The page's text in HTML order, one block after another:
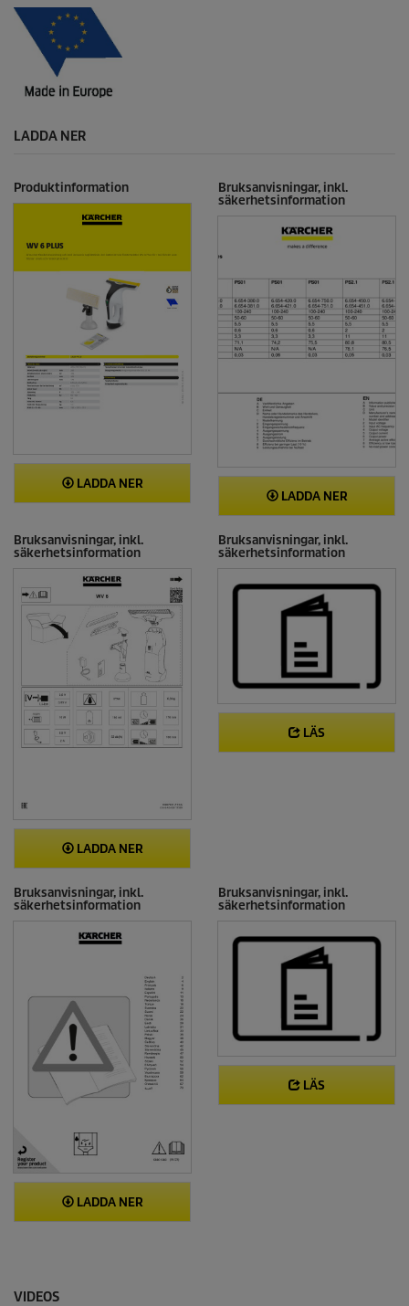
LADDA NER
Produktinformation
LADDA NER
Bruksanvisningar, inkl.
säkerhetsinformation
LADDA NER
Bruksanvisningar, inkl.
säkerhetsinformation
LADDA NER
Bruksanvisningar, inkl.
säkerhetsinformation
LÄS
Bruksanvisningar, inkl.
säkerhetsinformation
LADDA NER
Bruksanvisningar, inkl.
säkerhetsinformation
LÄS
VIDEOS